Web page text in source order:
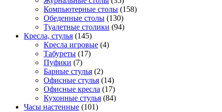
Компьютерные столы (158)
Обеденные столы (130)
Туалетные столики (94)
Кресла, стулья (145)
Кресла игровые (4)
Табуреты (17)
Пуфики (7)
Барные стулья (2)
Офисные стулья (14)
Офисные кресла (17)
Кухонные стулья (84)
Часы настенные (101)